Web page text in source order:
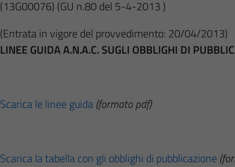
(13G00076) (GU n.80 del 5-4-2013 )
(Entrata in vigore del provvedimento: 20/04/2013)
LINEE GUIDA A.N.A.C. SUGLI OBBLIGHI DI
Scarica le linee guida(formato pdf)
Scarica la tabella con gli obblighi di pubblicazione